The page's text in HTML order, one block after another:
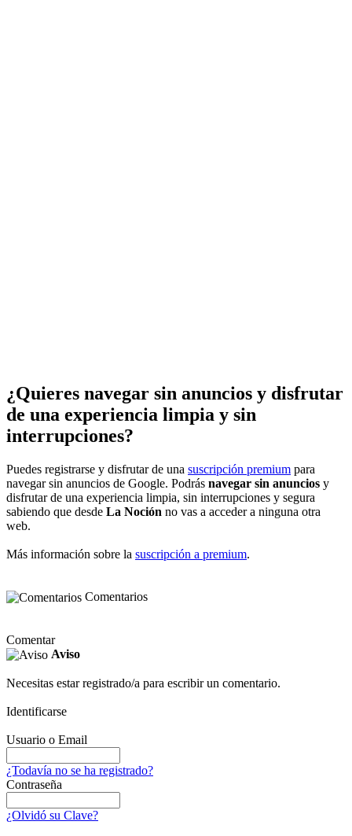
¿Quieres navegar sin anuncios y disfrutar
de una experiencia limpia y sin
interrupciones?
Puedes registrarse y disfrutar de una suscripción premium para
navegar sin anuncios de Google. Podrás navegar sin anuncios y
disfrutar de una experiencia limpia, sin interrupciones y segura
sabiendo que desde La Noción no vas a acceder a ninguna otra
web.
Más información sobre la suscripción a premium.
Comentarios
Comentar
Aviso
Necesitas estar registrado/a para escribir un comentario.
Identificarse
Usuario o Email
¿Todavía no se ha registrado?
Contraseña
¿Olvidó su Clave?